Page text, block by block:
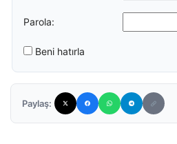
Parola:
Beni hatırla
Paylaş: